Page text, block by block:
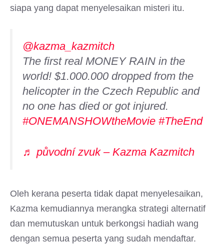
siapa yang dapat menyelesaikan misteri itu.
@kazma_kazmitch
The first real MONEY RAIN in the
world! $1.000.000 dropped from the
helicopter in the Czech Republic and
no one has died or got injured.
#ONEMANSHOWtheMovie #TheEnd
♬ původní zvuk – Kazma Kazmitch
Oleh kerana peserta tidak dapat menyelesaikan,
Kazma kemudiannya merangka strategi alternatif
dan memutuskan untuk berkongsi hadiah wang
dengan semua peserta yang sudah mendaftar.